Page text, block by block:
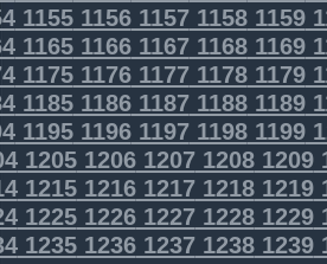
11551156115711581159
11651166116711681169
11751176117711781179
11851186118711881189
11951196119711981199
12051206120712081209
12151216121712181219
12251226122712281229
12351236123712381239